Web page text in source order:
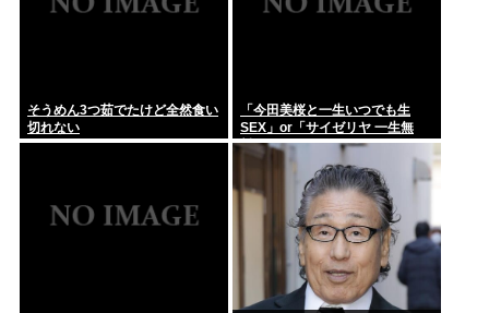
そうめん3つ茹でたけど全然食い
切れない
「今田美桜と一生いつでも生
SEX」or「サイゼリヤ 一生無
料」www